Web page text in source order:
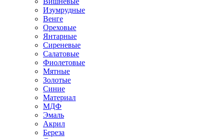
Изумрудные
Венге
Ореховые
Янтарные
Сиреневые
Салатовые
Фиолетовые
Мятные
Золотые
Синие
Материал
МДФ
Эмаль
Акрил
Береза